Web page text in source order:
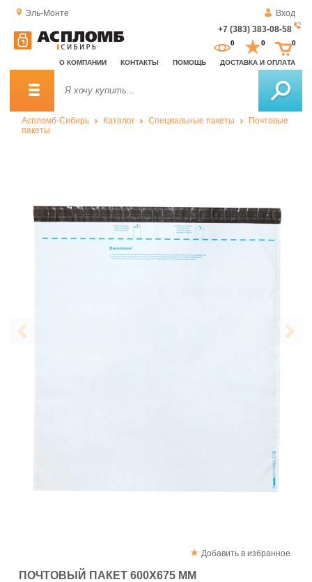
Эль-Монте
Вход
+7 (383) 383-08-58
О КОМПАНИИ КОНТАКТЫ ПОМОЩЬ ДОСТАВКА И ОПЛАТА
0 0 0
Аспломб-Сибирь Каталог Специальные пакеты
Почтовые
пакеты
Добавить в избранное
ПОЧТОВЫЙ ПАКЕТ 600Х675 ММ